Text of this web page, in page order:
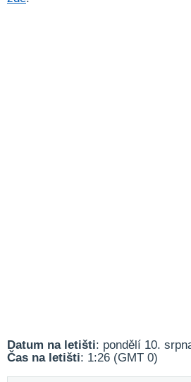
Datum na letišti: pondělí 10.
Čas na letišti: 1:26 (GMT 0)